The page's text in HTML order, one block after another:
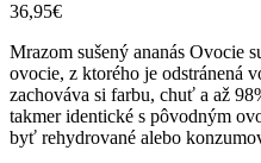
36,95€
Mrazom sušený ananás Ovocie
ovocie, z ktorého je odstránená
zachováva si farbu, chuť a až
takmer identické s pôvodným
byť rehydrované alebo